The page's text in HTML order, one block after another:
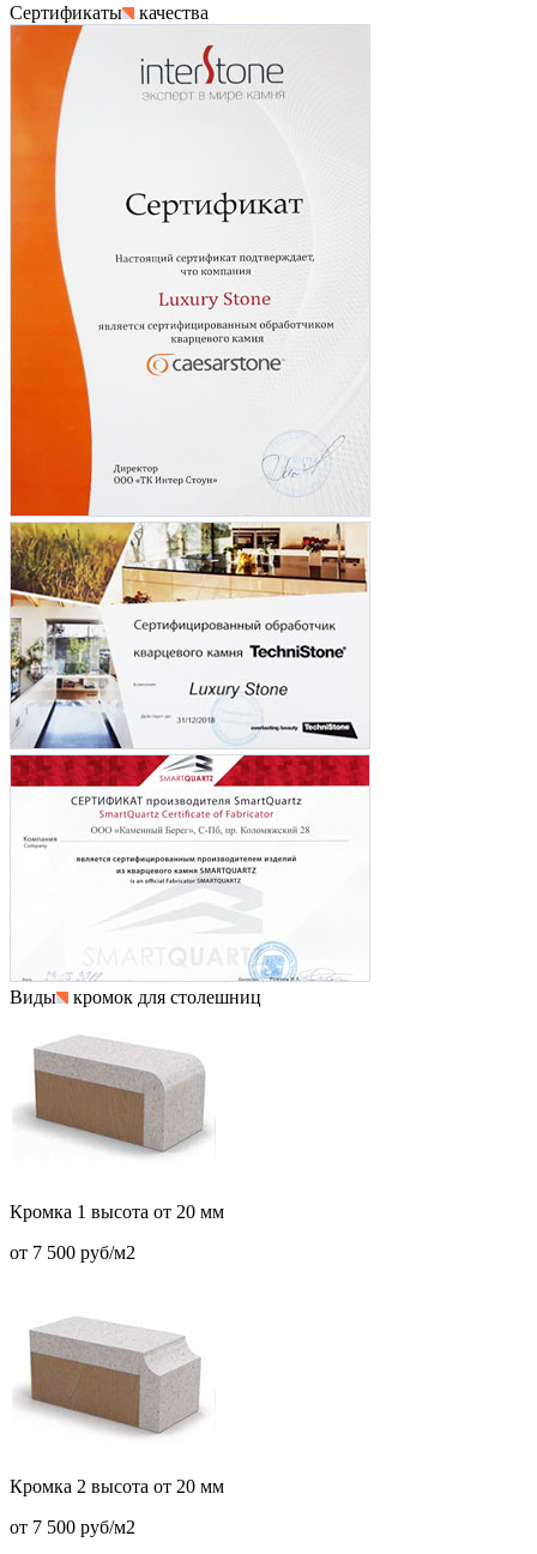
Сертификаты
качества
Виды кромок для столешниц
Кромка 1 высота от 20 мм
от 7 500 руб/м2
Кромка 2 высота от 20 мм
от 7 500 руб/м2